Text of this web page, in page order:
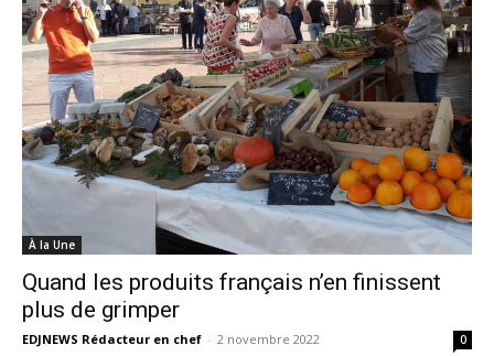
À la Une
Quand les produits français n’en finissent
plus de grimper
EDJNEWS Rédacteur en chef - 2 novembre 2022 0